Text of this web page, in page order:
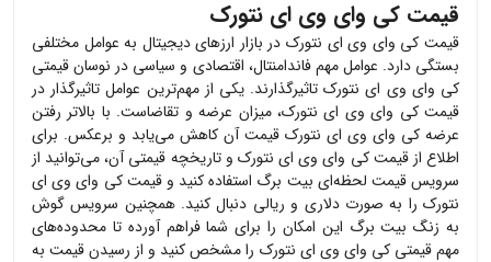
قیمت کی وای وی ای نتورک
قیمت کی وای وی ای نتورکدر بازار ارزهای دیجیتال به عوامل مختلفی
بستگی دارد. عوامل مهم فاندامنتال، اقتصادی و سیاسی در نوسان قیمتی
کی وای وی ای نتورک تاثیرگذارند. یکی از مهم‌ترین عوامل تاثیرگذار در
قیمتکی وای وی ای نتورک، میزان عرضه و تقاضاست. با بالاتر رفتن
عرضه کی وای وی ای نتورک قیمت آن کاهش می‌یابد و برعکس. برای
اطلاع از قیمتکی وای وی ای نتورک و تاریخچه قیمتی آن، می‌توانید از
سرویس قیمت لحظه‌ای بیت برگ استفاده کنید و قیمتکی وای وی ای
نتورک را به صورت دلاری و ریالی دنبال کنید. همچنین سرویس گوش
به زنگ بیت برگ این امکان را برای شما فراهم آورده تا محدوده‌های
مهم قیمتیکی وای وی ای نتورک را مشخص کنید و از رسیدن قیمت به